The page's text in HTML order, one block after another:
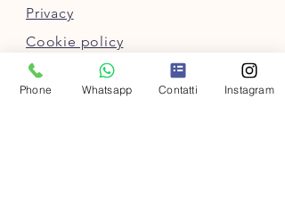
Privacy
Cookie policy
Regala una Gift Card
Phone Whatsapp Contatti Instagram